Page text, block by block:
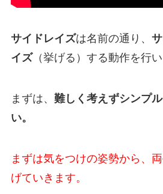
サイドレイズは名前の通り、
イズ（挙げる）する動作を行い
まずは、 難しく考えずシンプ
い。
まずは気をつけの姿勢から、
げていきます。